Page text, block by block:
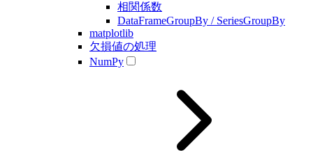
相関係数
DataFrameGroupBy / SeriesGroupBy
matplotlib
欠損値の処理
NumPy